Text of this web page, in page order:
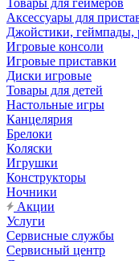
Товары для геймеров
Аксессуары для
Джойстики, геймпады,
Игровые консоли
Игровые приставки
Диски игровые
Товары для детей
Настольные игры
Канцелярия
Брелоки
Коляски
Игрушки
Конструкторы
Ночники
Акции
Услуги
Сервисные службы
Сервисный центр